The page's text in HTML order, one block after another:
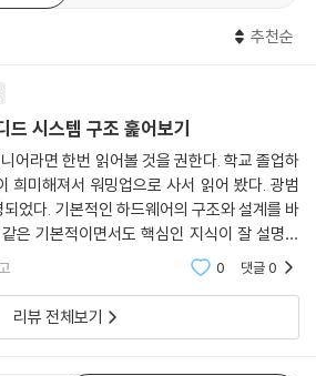
과정
왜 서로 관계되는지를 이야기합니다.”
미있는 책들이 몇 가지가 있는데요. 그 중에
게 진행했던 책 중 하나입니다. 특히, 응용프
어떻게 하드웨어와 연결되며 전체 시스템이
을 수 있을 것 같습니다.
추천순
드 시스템 구조 훑어보기
어라면 한번 읽어볼 것을 권한다. 학교 졸업하
희미해져서 워밍업으로 사서 읽어 봤다. 광범
었다. 기본적인 하드웨어의 구조와 설계를 바
은 기본적이면서도 핵심인 지식이 잘 설명되
다르게 임베디드 프로그램은 전체적인 임베드
0 댓글0
리뷰 전체보기